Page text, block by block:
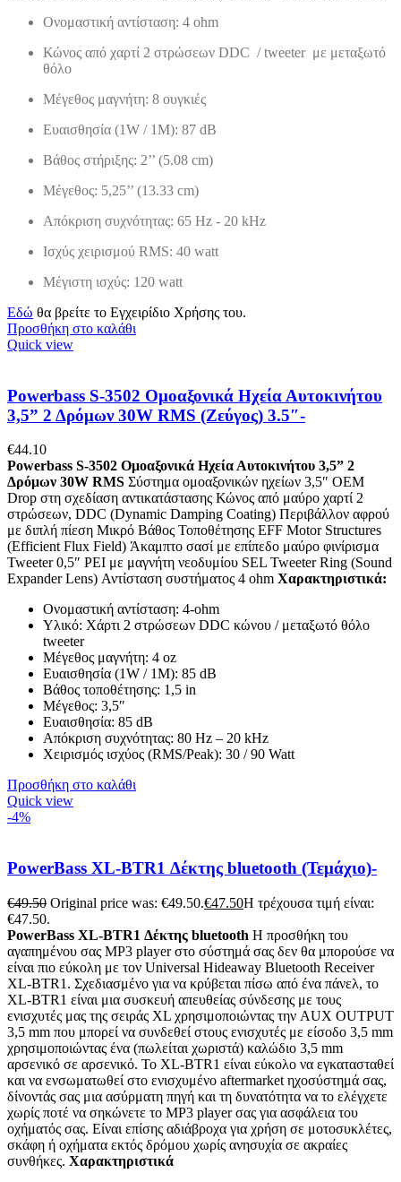
Ονομαστική αντίσταση: 4 ohm
Κώνος από χαρτί 2 στρώσεων DDC / tweeter με μεταξωτό
θόλο
Μέγεθος μαγνήτη: 8 ουγκιές
Ευαισθησία (1W / 1M): 87 dB
Βάθος στήριξης: 2’’ (5.08 cm)
Μέγεθος: 5,25’’ (13.33 cm)
Απόκριση συχνότητας: 65 Hz - 20 kHz
Ισχύς χειρισμού RMS: 40 watt
Μέγιστη ισχύς: 120 watt
Εδώ θα βρείτε το Εγχειρίδιο Χρήσης του.
Προσθήκη στο καλάθι
Quick view
Powerbass S-3502 Ομοαξονικά Ηχεία Αυτοκινήτου
3,5” 2 Δρόμων 30W RMS (Ζεύγος) 3.5″-
€44.10
Powerbass S-3502 Ομοαξονικά Ηχεία Αυτοκινήτου 3,5” 2
Δρόμων 30W RMS Σύστημα ομοαξονικών ηχείων 3,5″ OEM
Drop στη σχεδίαση αντικατάστασης Κώνος από μαύρο χαρτί 2
στρώσεων, DDC (Dynamic Damping Coating) Περιβάλλον αφρού
με διπλή πίεση Μικρό Βάθος Τοποθέτησης EFF Motor Structures
(Efficient Flux Field) Άκαμπτο σασί με επίπεδο μαύρο φινίρισμα
Tweeter 0,5″ PEI με μαγνήτη νεοδυμίου SEL Tweeter Ring (Sound
Expander Lens) Αντίσταση συστήματος 4 ohm Χαρακτηριστικά:
Ονομαστική αντίσταση: 4-ohm
Υλικό: Χάρτι 2 στρώσεων DDC κώνου / μεταξωτό θόλο
tweeter
Μέγεθος μαγνήτη: 4 oz
Ευαισθησία (1W / 1M): 85 dB
Βάθος τοποθέτησης: 1,5 in
Μέγεθος: 3,5″
Ευαισθησία: 85 dB
Απόκριση συχνότητας: 80 Hz – 20 kHz
Χειρισμός ισχύος (RMS/Peak): 30 / 90 Watt
Προσθήκη στο καλάθι
Quick view
-4%
PowerBass XL-BTR1 Δέκτης bluetooth (Τεμάχιο)-
€49.50 Original price was: €49.50.€47.50Η τρέχουσα τιμή είναι:
€47.50.
PowerBass XL-BTR1 Δέκτης bluetooth Η προσθήκη του
αγαπημένου σας MP3 player στο σύστημά σας δεν θα μπορούσε να
είναι πιο εύκολη με τον Universal Hideaway Bluetooth Receiver
XL-BTR1. Σχεδιασμένο για να κρύβεται πίσω από ένα πάνελ, το
XL-BTR1 είναι μια συσκευή απευθείας σύνδεσης με τους
ενισχυτές μας της σειράς XL χρησιμοποιώντας την AUX OUTPUT
3,5 mm που μπορεί να συνδεθεί στους ενισχυτές με είσοδο 3,5 mm
χρησιμοποιώντας ένα (πωλείται χωριστά) καλώδιο 3,5 mm
αρσενικό σε αρσενικό. Το XL-BTR1 είναι εύκολο να εγκατασταθεί
και να ενσωματωθεί στο ενισχυμένο aftermarket ηχοσύστημά σας,
δίνοντάς σας μια ασύρματη πηγή και τη δυνατότητα να το ελέγχετε
χωρίς ποτέ να σηκώνετε το MP3 player σας για ασφάλεια του
οχήματός σας. Είναι επίσης αδιάβροχα για χρήση σε μοτοσυκλέτες,
σκάφη ή οχήματα εκτός δρόμου χωρίς ανησυχία σε ακραίες
συνθήκες. Χαρακτηριστικά